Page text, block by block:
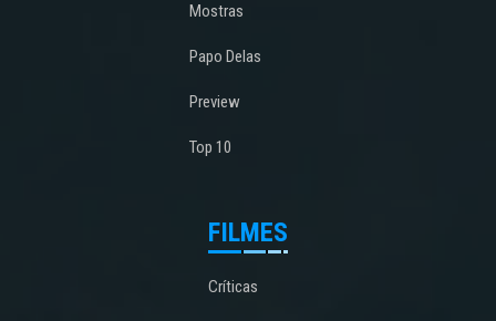
Mostras
Papo Delas
Preview
Top 10
FILMES
Críticas